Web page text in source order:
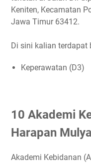
Keniten, Kecamatan
Jawa Timur 63412.
Di sini kalian
Keperawatan (D3)
10 Akademi
Harapan
Akademi Kebidanan